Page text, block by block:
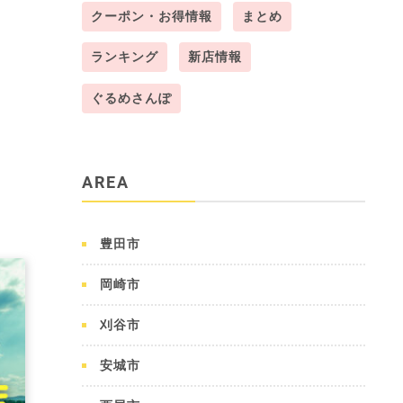
クーポン・お得情報 まとめ
ランキング 新店情報
ぐるめさんぽ
AREA
豊田市
岡崎市
刈谷市
安城市